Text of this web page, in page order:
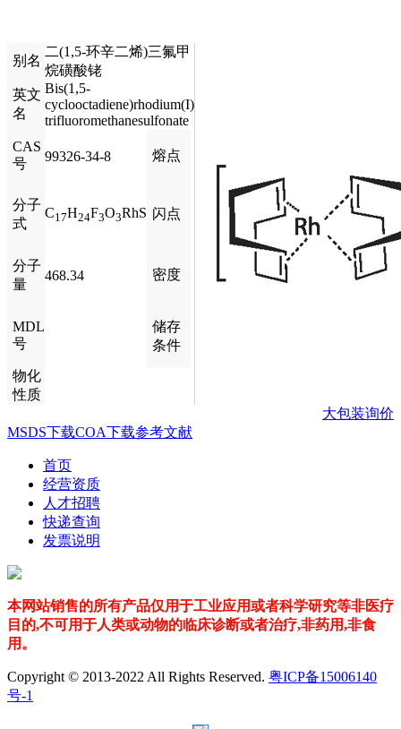
别名
二(1,5-环辛二烯)三氟甲
烷磺酸铑
英文
名
Bis(1,5-
cyclooctadiene)rhodium(I)
trifluoromethanesulfonate
CAS
号
99326-34-8 熔点
分子
式
C17H24F3O3RhS 闪点
分子
量
468.34 密度
MDL
号
储存
条件
物化
性质
大包装询价
MSDS下载COA下载参考文献
首页
经营资质
人才招聘
快递查询
发票说明
本网站销售的所有产品仅用于工业应用或者科学研究等非医疗
目的,不可用于人类或动物的临床诊断或者治疗,非药用,非食
用。
Copyright © 2013-2022 All Rights Reserved. 粤ICP备15006140
号-1